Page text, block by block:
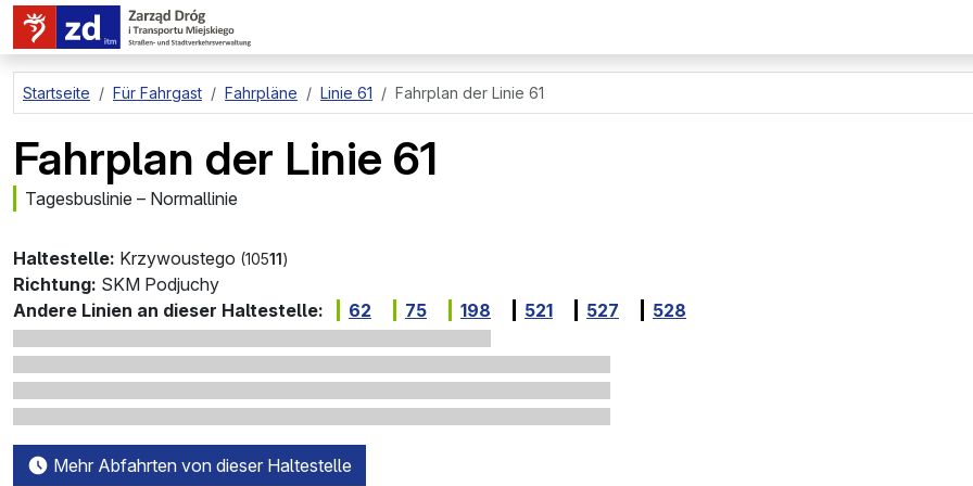
zum Hauptinhalt springen
Startseite Für Fahrgast Fahrpläne Linie 61 Fahrplan der Linie 61
Fahrplan der Linie 61
Tagesbuslinie – Normallinie
Haltestelle: Krzywoustego (10511)
Richtung: SKM Podjuchy
Andere Linien an dieser Haltestelle:
62 75 198 521 527 528
Mehr Abfahrten von dieser Haltestelle